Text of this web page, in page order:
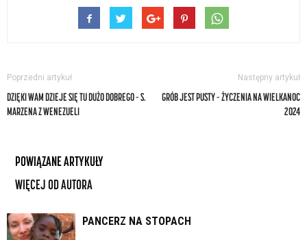
Poprzedni artykuł
DZIĘKI WAM DZIEJE SIĘ TU DUŻO DOBREGO – S.
MARZENA Z WENEZUELI
Następny artykuł
GRÓB JEST PUSTY – ŻYCZENIA NA WIELKANOC
2024
POWIĄZANE ARTYKUŁY
WIĘCEJ OD AUTORA
PANCERZ NA STOPACH